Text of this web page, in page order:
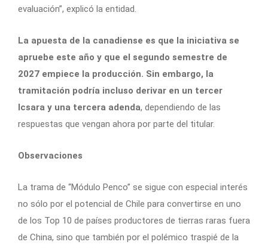
evaluación”, explicó la entidad.
La apuesta de la canadiense es que la iniciativa se
apruebe este año y que el segundo semestre de
2027 empiece la producción. Sin embargo, la
tramitación podría incluso derivar en un tercer
Icsara y una tercera adenda, dependiendo de las
respuestas que vengan ahora por parte del titular.
Observaciones
La trama de “Módulo Penco” se sigue con especial interés
no sólo por el potencial de Chile para convertirse en uno
de los Top 10 de países productores de tierras raras fuera
de China, sino que también por el polémico traspié de la